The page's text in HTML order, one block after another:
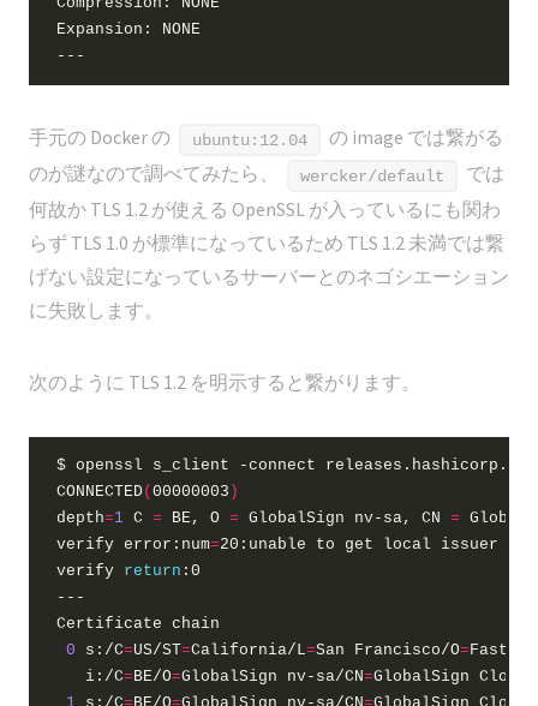
Expansion: NONE
手元の Docker の ubuntu:12.04
の image では繋がる
のが謎なので調べてみたら、
wercker/default
では
何故か TLS 1.2 が使える OpenSSL が入っているにも関わ
らず TLS 1.0 が標準になっているため TLS 1.2 未満では繋
げない設定になっているサーバーとのネゴシエーション
に失敗します。
次のように TLS 1.2 を明示すると繋がります。
CONNECTED( 00000003 )
depth=1 C = BE, O = GlobalSign nv-sa, CN =
verify error:num=20:unable to get local
verify return
0 s:/C=US/ST=California/L=San Francisco/O=Fastly,
   i:/C
=BE/O=GlobalSign nv-sa/CN=